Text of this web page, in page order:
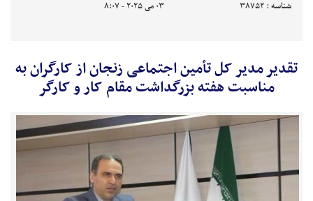
شناسه : 38752 03 می 2025 - 8:07
تقدیر مدیر کل تأمین اجتماعی زنجان از کارگران به
مناسبت هفته بزرگداشت مقام کار و کارگر